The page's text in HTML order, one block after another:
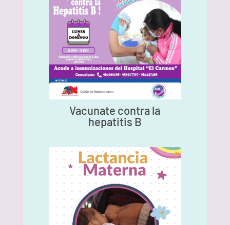
Vacunate contra la
hepatitis B